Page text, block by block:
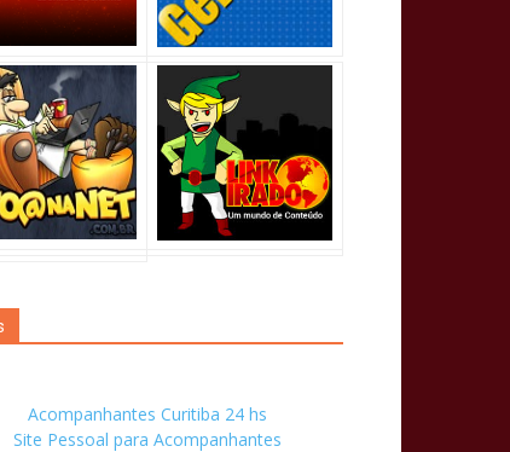
Acompanhantes Curitiba 24 hs
Site Pessoal para Acompanhantes